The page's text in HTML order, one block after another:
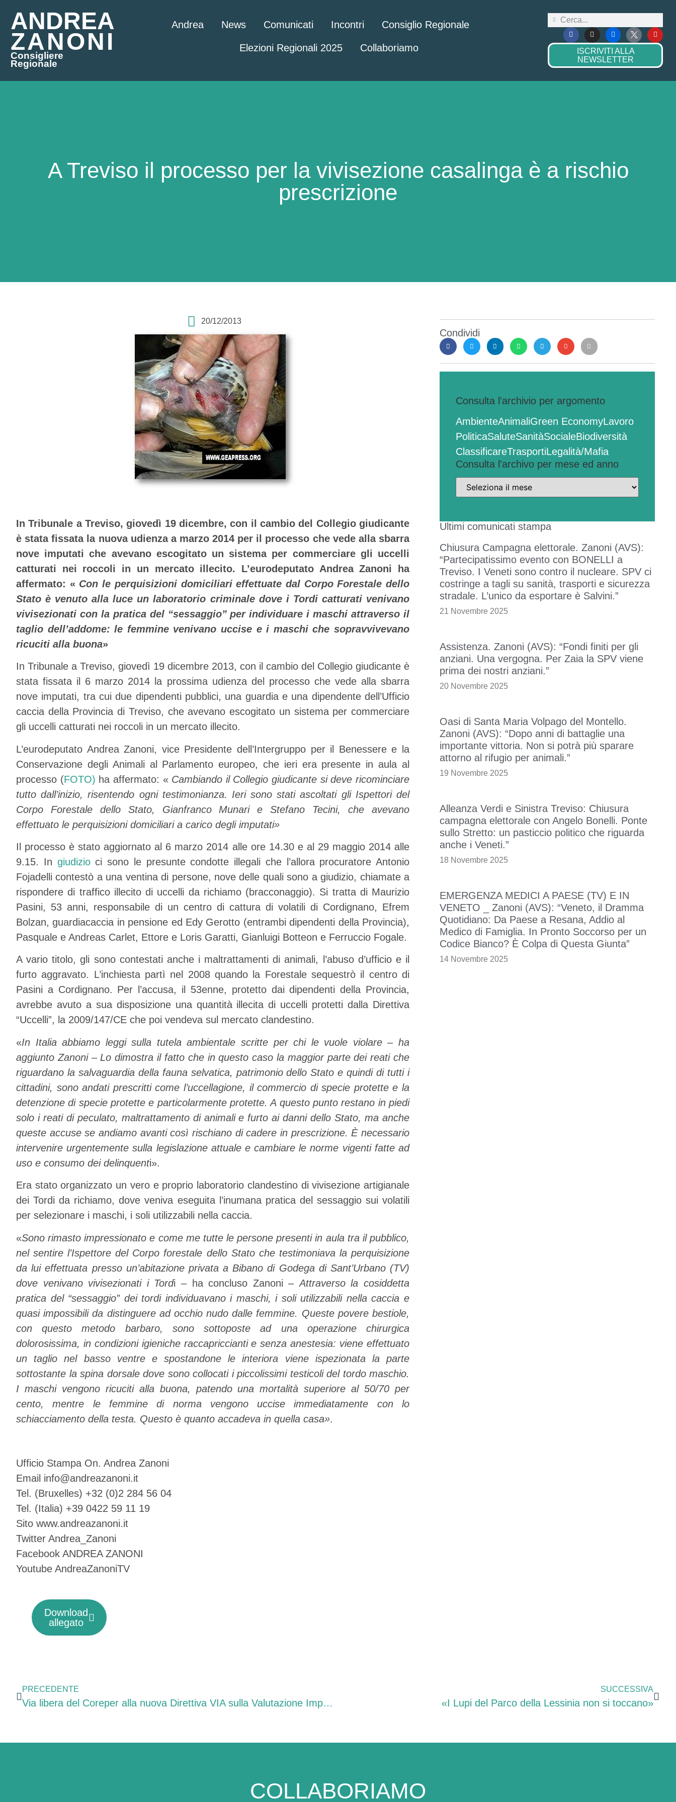
ANDREA
ZANONI
Consigliere
Regionale
Andrea News Comunicati Incontri Consiglio Regionale
Elezioni Regionali 2025 Collaboriamo
ISCRIVITI ALLA
NEWSLETTER
A Treviso il processo per la vivisezione casalinga è a rischio
prescrizione
20/12/2013
In Tribunale a Treviso, giovedì 19 dicembre, con il cambio del Collegio giudicante
è stata fissata la nuova udienza a marzo 2014 per il processo che vede alla sbarra
nove imputati che avevano escogitato un sistema per commerciare gli uccelli
catturati nei roccoli in un mercato illecito. L’eurodeputato Andrea Zanoni ha
affermato: « Con le perquisizioni domiciliari effettuate dal Corpo Forestale dello
Stato è venuto alla luce un laboratorio criminale dove i Tordi catturati venivano
vivisezionati con la pratica del “sessaggio” per individuare i maschi attraverso il
taglio dell’addome: le femmine venivano uccise e i maschi che sopravvivevano
ricuciti alla buona»
In Tribunale a Treviso, giovedì 19 dicembre 2013, con il cambio del Collegio giudicante è
stata fissata il 6 marzo 2014 la prossima udienza del processo che vede alla sbarra
nove imputati, tra cui due dipendenti pubblici, una guardia e una dipendente dell’Ufficio
caccia della Provincia di Treviso, che avevano escogitato un sistema per commerciare
gli uccelli catturati nei roccoli in un mercato illecito.
L’eurodeputato Andrea Zanoni, vice Presidente dell’Intergruppo per il Benessere e la
Conservazione degli Animali al Parlamento europeo, che ieri era presente in aula al
processo (FOTO) ha affermato: « Cambiando il Collegio giudicante si deve ricominciare
tutto dall’inizio, risentendo ogni testimonianza. Ieri sono stati ascoltati gli Ispettori del
Corpo Forestale dello Stato, Gianfranco Munari e Stefano Tecini, che avevano
effettuato le perquisizioni domiciliari a carico degli imputati»
Il processo è stato aggiornato al 6 marzo 2014 alle ore 14.30 e al 29 maggio 2014 alle
9.15. In giudizioci sono le presunte condotte illegali che l’allora procuratore Antonio
Fojadelli contestò a una ventina di persone, nove delle quali sono a giudizio, chiamate a
rispondere di traffico illecito di uccelli da richiamo (bracconaggio). Si tratta di Maurizio
Pasini, 53 anni, responsabile di un centro di cattura di volatili di Cordignano, Efrem
Bolzan, guardiacaccia in pensione ed Edy Gerotto (entrambi dipendenti della Provincia),
Pasquale e Andreas Carlet, Ettore e Loris Garatti, Gianluigi Botteon e Ferruccio Fogale.
A vario titolo, gli sono contestati anche i maltrattamenti di animali, l’abuso d’ufficio e il
furto aggravato. L’inchiesta partì nel 2008 quando la Forestale sequestrò il centro di
Pasini a Cordignano. Per l’accusa, il 53enne, protetto dai dipendenti della Provincia,
avrebbe avuto a sua disposizione una quantità illecita di uccelli protetti dalla Direttiva
“Uccelli”, la 2009/147/CE che poi vendeva sul mercato clandestino.
«In Italia abbiamo leggi sulla tutela ambientale scritte per chi le vuole violare – ha
aggiunto Zanoni – Lo dimostra il fatto che in questo caso la maggior parte dei reati che
riguardano la salvaguardia della fauna selvatica, patrimonio dello Stato e quindi di tutti i
cittadini, sono andati prescritti come l’uccellagione, il commercio di specie protette e la
detenzione di specie protette e particolarmente protette. A questo punto restano in piedi
solo i reati di peculato, maltrattamento di animali e furto ai danni dello Stato, ma anche
queste accuse se andiamo avanti così rischiano di cadere in prescrizione. È necessario
intervenire urgentemente sulla legislazione attuale e cambiare le norme vigenti fatte ad
uso e consumo dei delinquenti».
Era stato organizzato un vero e proprio laboratorio clandestino di vivisezione artigianale
dei Tordi da richiamo, dove veniva eseguita l’inumana pratica del sessaggio sui volatili
per selezionare i maschi, i soli utilizzabili nella caccia.
«Sono rimasto impressionato e come me tutte le persone presenti in aula tra il pubblico,
nel sentire l’Ispettore del Corpo forestale dello Stato che testimoniava la perquisizione
da lui effettuata presso un’abitazione privata a Bibano di Godega di Sant’Urbano (TV)
dove venivano vivisezionati i Tordi – ha concluso Zanoni –Attraverso la cosiddetta
pratica del “sessaggio” dei tordi individuavano i maschi, i soli utilizzabili nella caccia e
quasi impossibili da distinguere ad occhio nudo dalle femmine. Queste povere bestiole,
con questo metodo barbaro, sono sottoposte ad una operazione chirurgica
dolorosissima, in condizioni igieniche raccapriccianti e senza anestesia: viene effettuato
un taglio nel basso ventre e spostandone le interiora viene ispezionata la parte
sottostante la spina dorsale dove sono collocati i piccolissimi testicoli del tordo maschio.
I maschi vengono ricuciti alla buona, patendo una mortalità superiore al 50/70 per
cento, mentre le femmine di norma vengono uccise immediatamente con lo
schiacciamento della testa. Questo è quanto accadeva in quella casa».
Ufficio Stampa On. Andrea Zanoni
Email info@andreazanoni.it
Tel. (Bruxelles) +32 (0)2 284 56 04
Tel. (Italia) +39 0422 59 11 19
Sito www.andreazanoni.it
Twitter Andrea_Zanoni
Facebook ANDREA ZANONI
Youtube AndreaZanoniTV
Download
allegato
Condividi
Consulta l'archivio per argomento
AmbienteAnimaliGreen EconomyLavoro
PoliticaSaluteSanitàSocialeBiodiversità
ClassificareTrasportiLegalità/Mafia
Consulta l'archivo per mese ed anno
Ultimi comunicati stampa
Chiusura Campagna elettorale. Zanoni (AVS):
“Partecipatissimo evento con BONELLI a
Treviso. I Veneti sono contro il nucleare. SPV ci
costringe a tagli su sanità, trasporti e sicurezza
stradale. L’unico da esportare è Salvini.”
21 Novembre 2025
Assistenza. Zanoni (AVS): “Fondi finiti per gli
anziani. Una vergogna. Per Zaia la SPV viene
prima dei nostri anziani.”
20 Novembre 2025
Oasi di Santa Maria Volpago del Montello.
Zanoni (AVS): “Dopo anni di battaglie una
importante vittoria. Non si potrà più sparare
attorno al rifugio per animali.”
19 Novembre 2025
Alleanza Verdi e Sinistra Treviso: Chiusura
campagna elettorale con Angelo Bonelli. Ponte
sullo Stretto: un pasticcio politico che riguarda
anche i Veneti.”
18 Novembre 2025
EMERGENZA MEDICI A PAESE (TV) E IN
VENETO _ Zanoni (AVS): “Veneto, il Dramma
Quotidiano: Da Paese a Resana, Addio al
Medico di Famiglia. In Pronto Soccorso per un
Codice Bianco? È Colpa di Questa Giunta”
14 Novembre 2025
PRECEDENTE
Via libera del Coreper alla nuova Direttiva VIA sulla Valutazione Impatto Ambientale
SUCCESSIVA
«I Lupi del Parco della Lessinia non si toccano»
COLLABORIAMO